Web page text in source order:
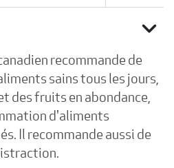
expand_more
recommande de
sains tous les jours,
des fruits en abondance,
d'aliments
Il recommande aussi de